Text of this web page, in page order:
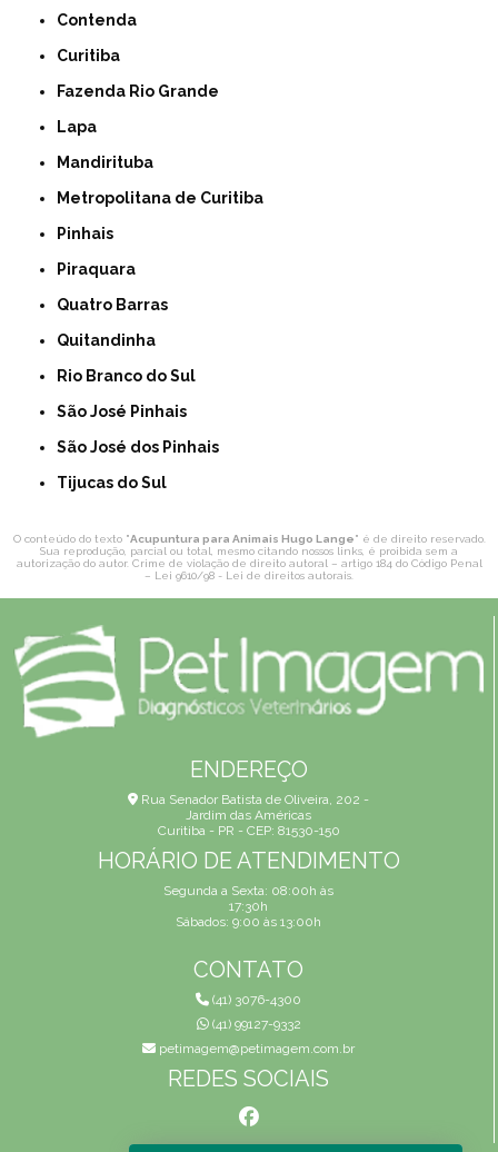
Contenda
Curitiba
Fazenda Rio Grande
Lapa
Mandirituba
Metropolitana de Curitiba
Pinhais
Piraquara
Quatro Barras
Quitandinha
Rio Branco do Sul
São José Pinhais
São José dos Pinhais
Tijucas do Sul
O conteúdo do texto "Acupuntura para Animais Hugo Lange" é de direito reservado.
Sua reprodução, parcial ou total, mesmo citando nossos links, é proibida sem a
autorização do autor. Crime de violação de direito autoral – artigo 184 do Código Penal
– Lei 9610/98 - Lei de direitos autorais
ENDEREÇO
Rua Senador Batista de Oliveira, 202 -
Jardim das Américas
Curitiba - PR - CEP: 81530-150
HORÁRIO DE ATENDIMENTO
Segunda a Sexta: 08:00h às
17:30h
Sábados: 9:00 às 13:00h
CONTATO
(41) 3076-4300
(41) 99127-9332
petimagem@petimagem.com.br
REDES SOCIAIS